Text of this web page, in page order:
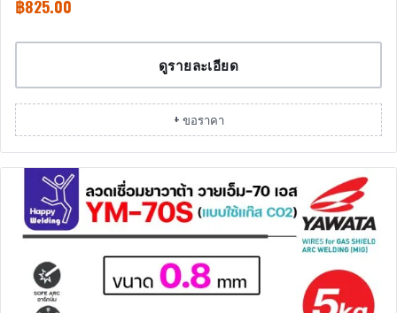
฿825.00
ดูรายละเอียด
+ ขอราคา